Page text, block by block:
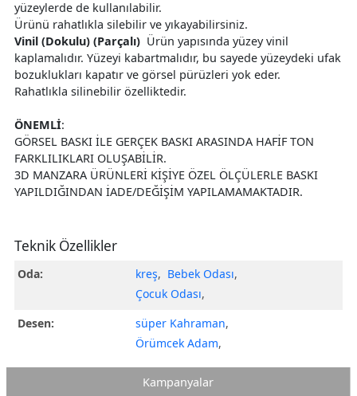
yüzeylerde de kullanılabilir.
Ürünü rahatlıkla silebilir ve yıkayabilirsiniz.
Vinil (Dokulu) (Parçalı) Ürün yapısında yüzey vinil
kaplamalıdır. Yüzeyi kabartmalıdır, bu sayede yüzeydeki ufak
bozuklukları kapatır ve görsel pürüzleri yok eder.
Rahatlıkla silinebilir özelliktedir.
ÖNEMLİ:
GÖRSEL BASKI İLE GERÇEK BASKI ARASINDA HAFİF TON
FARKLILIKLARI OLUŞABİLİR.
3D MANZARA ÜRÜNLERİ KİŞİYE ÖZEL ÖLÇÜLERLE BASKI
YAPILDIĞINDAN İADE/DEĞİŞİM YAPILAMAMAKTADIR.
Teknik Özellikler
Oda: kreş, Bebek Odası,
Çocuk Odası,
Desen:
süper Kahraman,
Örümcek Adam,
Kampanyalar